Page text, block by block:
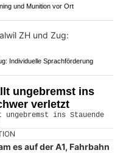
und Munition vor Ort
Individuelle Sprachförderung
ungebremst ins
verletzt
es auf der A1, Fahrbahn